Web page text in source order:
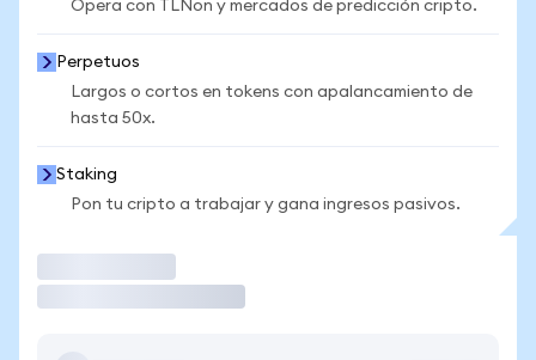
Opera con TLNon y mercados de predicción cripto.
Perpetuos
Largos o cortos en tokens con apalancamiento de
hasta 50x.
Staking
Pon tu cripto a trabajar y gana ingresos pasivos.